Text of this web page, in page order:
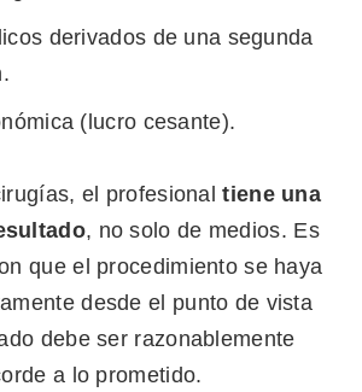
derivados de una segunda
(lucro cesante).
el profesionaltiene una
, no solo de medios. Es
que el procedimiento se haya
desde el punto de vista
debe ser razonablemente
a lo prometido.